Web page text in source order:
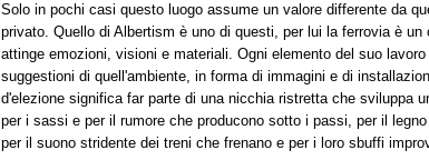
Solo in pochi casi questo luogo assume un valore differente da
privato. Quello di Albertism è uno di questi, per lui la ferrovia è
attinge emozioni, visioni e materiali. Ogni elemento del suo
suggestioni di quell'ambiente, in forma di immagini e di
d'elezione significa far parte di una nicchia ristretta che sviluppa
per i sassi e per il rumore che producono sotto i passi, per il
per il suono stridente dei treni che frenano e per i loro sbuffi